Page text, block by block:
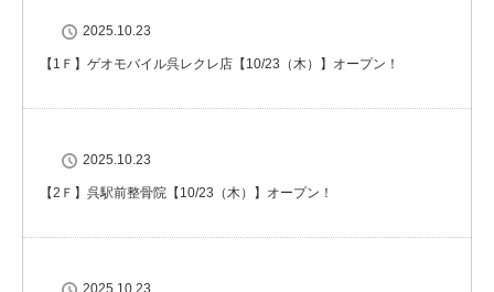
2025.10.23
【1Ｆ】ゲオモバイル呉レクレ店【10/23（木）】オープン！
2025.10.23
【2Ｆ】呉駅前整骨院【10/23（木）】オープン！